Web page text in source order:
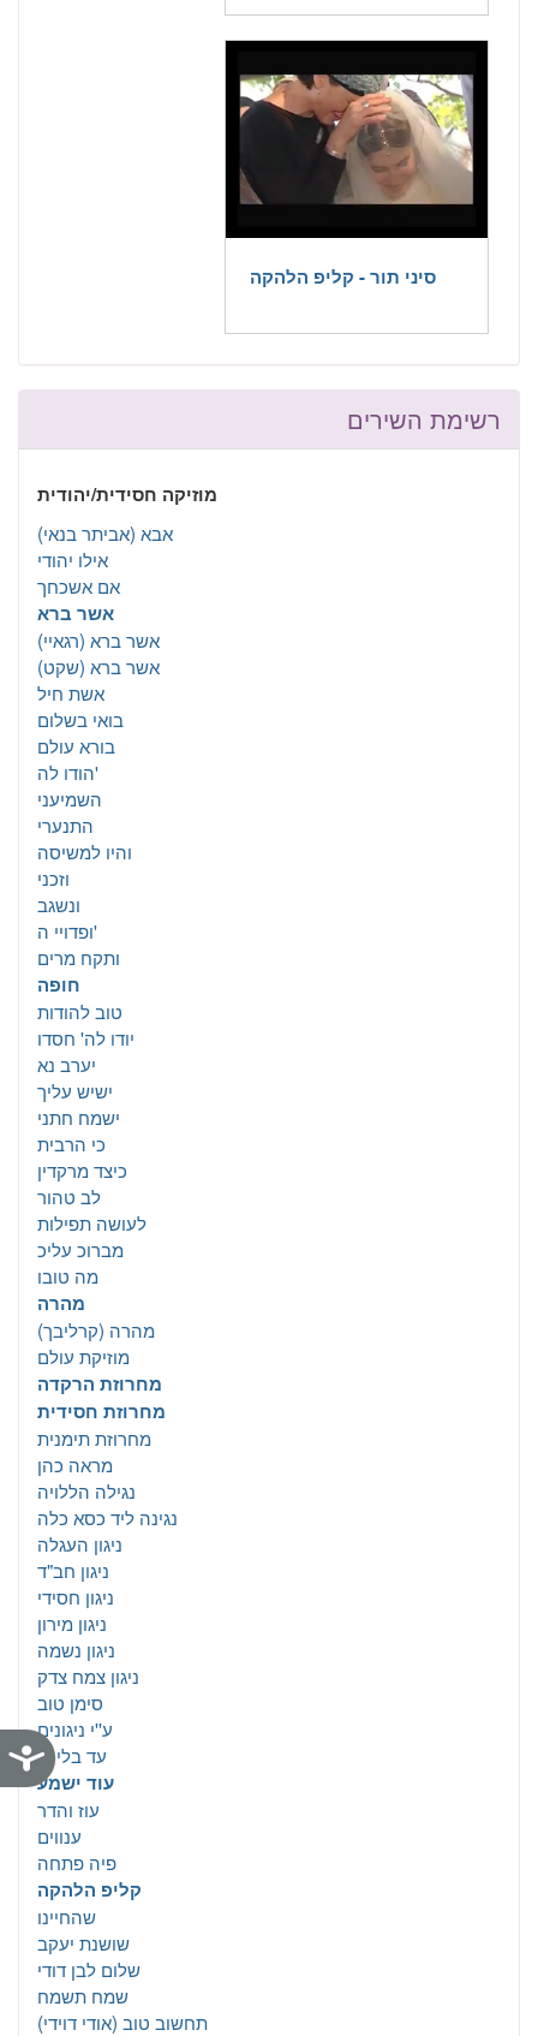
סיני תור - קליפ הלהקה
רשימת השירים
מוזיקה חסידית/יהודית
אבא (אביתר בנאי)
אילו יהודי
אם אשכחך
אשר ברא
אשר ברא (רגאיי)
אשר ברא (שקט)
אשת חיל
בואי בשלום
בורא עולם
הודו לה'
השמיעני
התנערי
והיו למשיסה
וזכני
ונשגב
ופדויי ה'
ותקח מרים
חופה
טוב להודות
יודו לה' חסדו
יערב נא
ישיש עליך
ישמח חתני
כי הרבית
כיצד מרקדין
לב טהור
לעושה תפילות
מברוכ עליכ
מה טובו
מהרה
מהרה (קרליבך)
מוזיקת עולם
מחרוזת הרקדה
מחרוזת חסידית
מחרוזת תימנית
מראה כהן
נגילה הללויה
נגינה ליד כסא כלה
ניגון העגלה
ניגון חב"ד
ניגון חסידי
ניגון מירון
ניגון נשמה
ניגון צמח צדק
סימן טוב
ע''י ניגונים
עד בלי די
עוד ישמע
עוז והדר
ענווים
פיה פתחה
קליפ הלהקה
שהחיינו
שושנת יעקב
שלום לבן דודי
שמח תשמח
תחשוב טוב (אודי דוידי)